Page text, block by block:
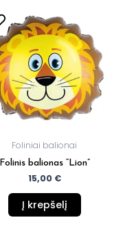
Foliniai balionai
Folinis balionas “Lion”
15,00 €
Į krepšelį